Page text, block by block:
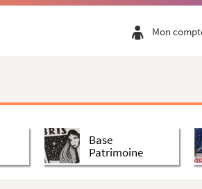
Mon
Base
Patrimoine
de Notre-Sauveur, par un chanoi...
de la ville, faubourg et ban...
X.
dans le petit parq de Versai...
de Jésus-Christ jusqu'à prés...
capucin, en 1698